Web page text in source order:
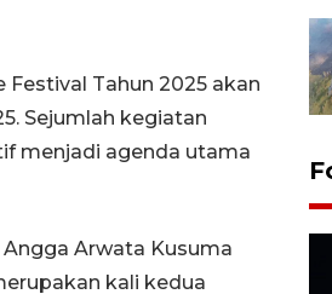
Tahun 2025 akan
Sejumlah kegiatan
menjadi agenda utama
Arwata Kusuma
kali kedua